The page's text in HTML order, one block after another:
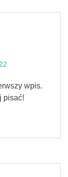
wpis.
pisać!